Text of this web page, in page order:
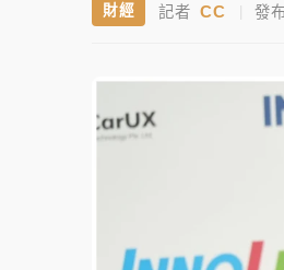
中信慈善基金會想
台東農業處長涉圖
父親節泡湯了！中
財經 記者 CC | 發